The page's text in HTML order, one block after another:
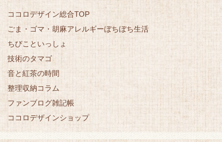
ココロデザイン総合TOP
ごま・ゴマ・胡麻アレルギーぼちぼち生活
ちびこといっしょ
技術のタマゴ
音と紅茶の時間
整理収納コラム
ファンブログ雑記帳
ココロデザインショップ